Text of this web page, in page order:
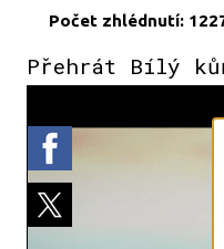
Počet zhlédnutí:
Přehrát Bílý